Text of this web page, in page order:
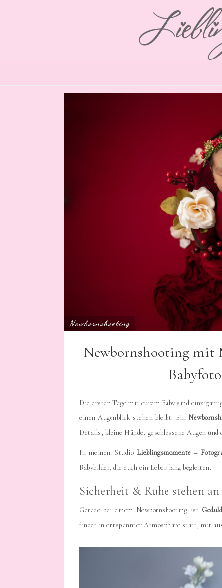
Newbornshooting
Newbornshooting mit
Die ersten Tage mit eurem Baby sind
einen Augenblick stehen bleibt. Ein
Details, kleine Hände, geschlossene Augen
In meinem Studio Lieblingsmomente –
Babybilder, die euch ein Leben lang begleiten.
Sicherheit & Ruhe stehen
Gerade bei einem Newbornshooting ist
findet in entspannter Atmosphäre statt, mit